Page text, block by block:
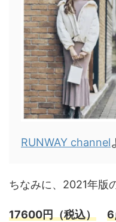
RUNWAY channel
ちなみに、2021年版
17600円（税込） 6